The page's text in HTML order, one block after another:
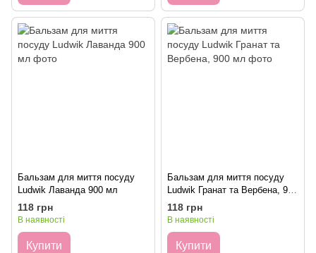
Бальзам для миття посуду
Ludwik Лаванда 900 мл
118 грн
В наявності
Купити
Бальзам для миття посуду
Ludwik Гранат та Вербена, 900
мл
118 грн
В наявності
Купити